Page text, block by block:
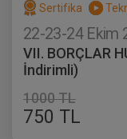
Sertifika
22-23-24 Ekim
VII. BORÇLAR
İndirimli)
1000 TL
750 TL